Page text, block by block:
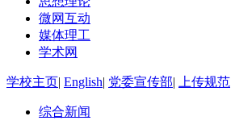
微网互动
媒体理工
学术网
学校主页| English| 党委宣传部| 上传规范
综合新闻